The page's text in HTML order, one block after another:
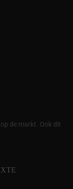
de markt. Ook dit